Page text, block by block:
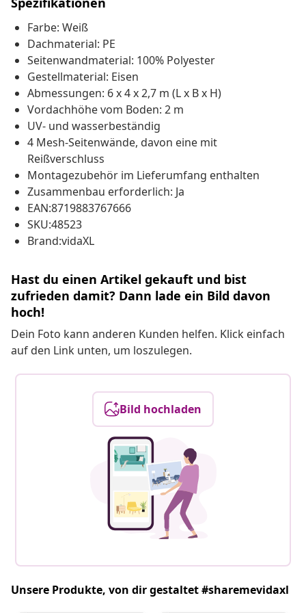
Farbe: Weiß
Dachmaterial: PE
Seitenwandmaterial: 100% Polyester
Gestellmaterial: Eisen
Abmessungen: 6 x 4 x 2,7 m (L x B x H)
Vordachhöhe vom Boden: 2 m
UV- und wasserbeständig
4 Mesh-Seitenwände, davon eine mit
Reißverschluss
Montagezubehör im Lieferumfang enthalten
Zusammenbau erforderlich: Ja
EAN:8719883767666
SKU:48523
Brand:vidaXL
Hast du einen Artikel gekauft und bist
zufrieden damit? Dann lade ein Bild davon
hoch!
Dein Foto kann anderen Kunden helfen. Klick einfach
auf den Link unten, um loszulegen.
Bild hochladen
Unsere Produkte, von dir gestaltet #sharemevidaxl